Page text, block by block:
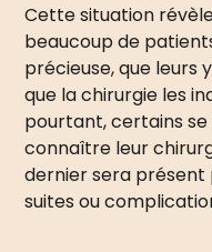
Cette situation
beaucoup de
précieuse, que leurs
que la chirurgie les
pourtant, certains
connaître leur
dernier sera présent
suites ou